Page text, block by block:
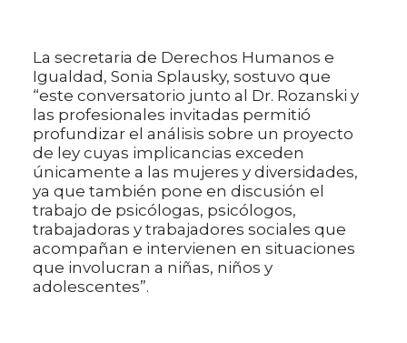
La secretaria de Derechos Humanos e
Igualdad, Sonia Splausky, sostuvo que
“este conversatorio junto al Dr. Rozanski y
las profesionales invitadas permitió
profundizar el análisis sobre un proyecto
de ley cuyas implicancias exceden
únicamente a las mujeres y diversidades,
ya que también pone en discusión el
trabajo de psicólogas, psicólogos,
trabajadoras y trabajadores sociales que
acompañan e intervienen en situaciones
que involucran a niñas, niños y
adolescentes”.